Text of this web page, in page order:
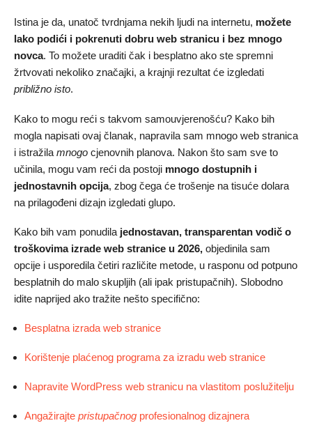
Istina je da, unatoč tvrdnjama nekih ljudi na internetu, možete
lako podići i pokrenuti dobru web stranicu i bez mnogo
novca. To možete uraditi čak i besplatno ako ste spremni
žrtvovati nekoliko značajki, a krajnji rezultat će izgledati
približno isto.
Kako to mogu reći s takvom samouvjerenošću? Kako bih
mogla napisati ovaj članak, napravila sam mnogo web stranica
i istražila mnogo cjenovnih planova. Nakon što sam sve to
učinila, mogu vam reći da postoji mnogo dostupnih i
jednostavnih opcija, zbog čega će trošenje na tisuće dolara
na prilagođeni dizajn izgledati glupo.
Kako bih vam ponudila jednostavan, transparentan vodič o
troškovima izrade web stranice u 2026, objedinila sam
opcije i usporedila četiri različite metode, u rasponu od potpuno
besplatnih do malo skupljih (ali ipak pristupačnih). Slobodno
idite naprijed ako tražite nešto specifično:
Besplatna izrada web stranice
Korištenje plaćenog programa za izradu web stranice
Napravite WordPress web stranicu na vlastitom poslužitelju
Angažirajte pristupačnog profesionalnog dizajnera